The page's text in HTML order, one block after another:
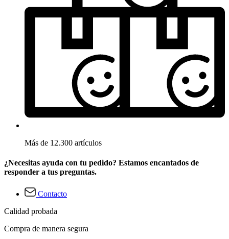
Más de 12.300 artículos
¿Necesitas ayuda con tu pedido? Estamos encantados de
responder a tus preguntas.
Contacto
Calidad probada
Compra de manera segura